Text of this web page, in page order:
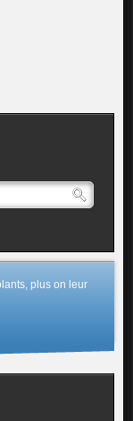
plus on leur